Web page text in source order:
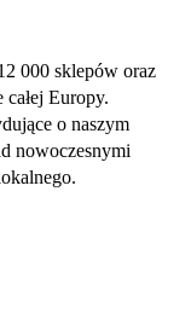
000 sklepów oraz
Europy.
o naszym
nowoczesnymi